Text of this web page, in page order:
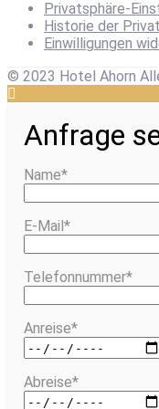
Privatsphäre-
Historie der
Einwilligungen
© 2023 Hotel Ahorn
Anfrage
Name*
E-Mail*
Telefonnummer*
Anreise*
Abreise*